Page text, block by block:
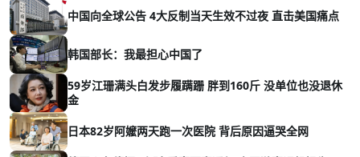
中国向全球公告 4大反制当天生效不过夜 直击美国痛点
韩国部长：我最担心中国了
59岁江珊满头白发步履蹒跚 胖到160斤 没单位也没退休
金
日本82岁阿嬤两天跑一次医院 背后原因逼哭全网